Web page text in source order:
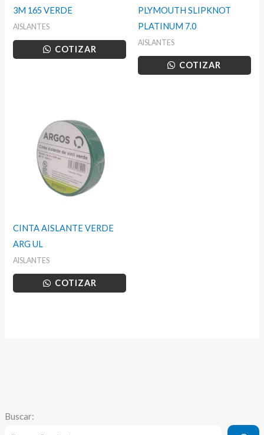
Buscar:
3M 165 VERDE
AISLANTES
COTIZAR
PLYMOUTH SLIPKNOT
PLATINUM 7.0
AISLANTES
COTIZAR
CINTA AISLANTE VERDE
ARG UL
AISLANTES
COTIZAR